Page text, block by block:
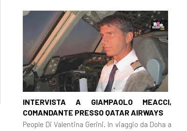
INTERVISTA A GIAMPAOLO MEACCI,
COMANDANTE PRESSO QATAR AIRWAYS
People Di Valentina Gerini. In viaggio da Doha a